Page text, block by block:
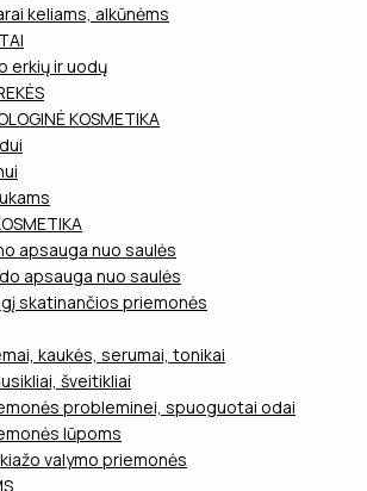
keliams, alkūnėms
erkių ir uodų
KOSMETIKA
apsauga nuo saulės
apsauga nuo saulės
skatinančios priemonės
kaukės, serumai, tonikai
šveitikliai
probleminei, spuoguotai odai
lūpoms
valymo priemonės